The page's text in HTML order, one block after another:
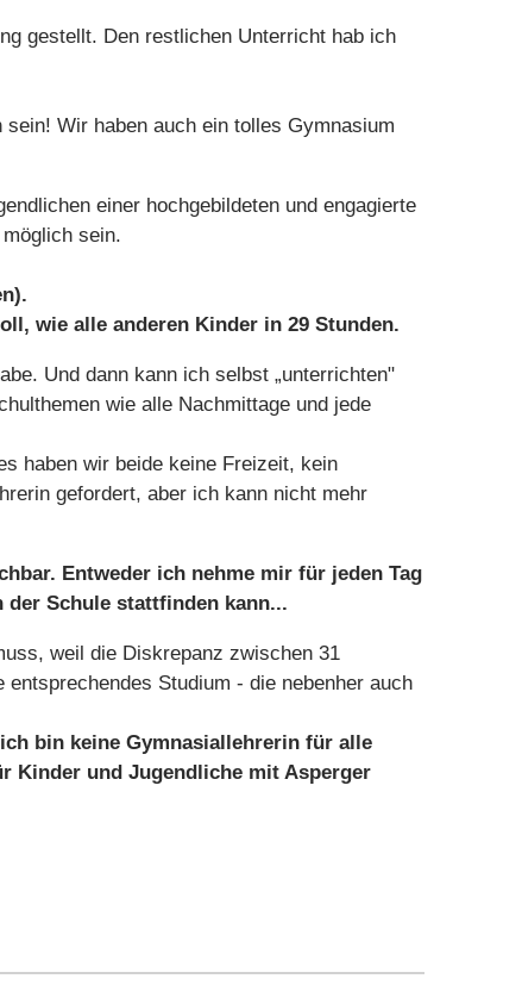
gestellt. Den restlichen Unterricht hab ich
Wir haben auch ein tolles Gymnasium
einer hochgebildeten und engagierte
sein.
wie alle anderen Kinder in 29 Stunden.
Und dann kann ich selbst „unterrichten"
wie alle Nachmittage und jede
haben wir beide keine Freizeit, kein
gefordert, aber ich kann nicht mehr
Entweder ich nehme mir für jeden Tag
Schule stattfinden kann...
weil die Diskrepanz zwischen 31
Studium - die nebenher auch
bin keine Gymnasiallehrerin für alle
Kinder und Jugendliche mit Asperger